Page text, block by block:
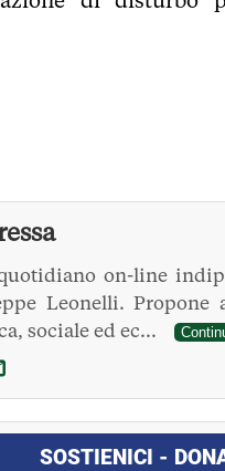
on-line
Leonelli.
sociale ed ec...
SOSTIENICI -